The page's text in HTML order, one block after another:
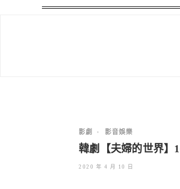
影劇 • 影音娛樂
韓劇【夫婦的世界】
2020 年 4 月 10 日